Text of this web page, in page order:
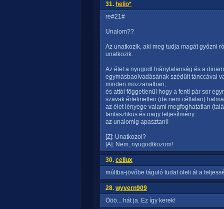
31. helio*
re#21#
Unalom??
Az unatkozik, aki meg tudja magát győzni
unatkozik.
Az élet a nyugodt hiánytalanság és a
egymásbaolvadásának szédült tánccával
minden mozzanatban,
és attól föggetlenül hogy a fenti pár sor
szavak értelmetlen (de nem céltalan)
az élet lényege valami megfoghatatlan
fantasztikus és nagy teljesítmény
az unalomig apasztani!
[Z]: Unatkozol?
[A]: Nem, nyugodtkozom!
30. cellux
múltba-jövőbe táguló tudat öleli át a
28. wyvern909
Ööö... hát ja. Ez így kerek!